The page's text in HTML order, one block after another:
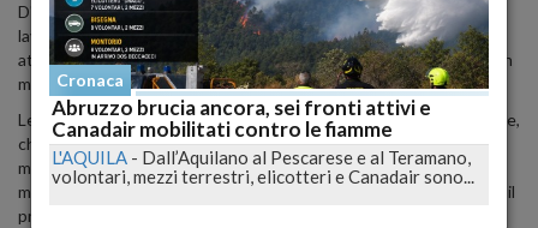
D'Amico. I consiglieri di opposizione hanno criticato il metodo di
lavoro della Giunta, affermando che l'Abruzzo, sotto la gestione
attuale, affronta enormi difficoltà che non sono state affrontate in
modo efficace attraverso l'Assestamento di Bilancio.
Le preoccupazioni principali sollevate riguardano la sanità regionale,
che rischia di ritornare sotto commissariamento. I dati attuali
mostrano un disavanzo di 128 milioni di euro per le Asl nel 2023,
mentre a agosto non è stato ancora chiarito lo stato dei conti per il
primo semestre del 2024. La Procura della Corte dei Conti ha
Cronaca
Abruzzo brucia ancora, sei fronti attivi e
Canadair mobilitati contro le fiamme
L'AQUILA - Dall’Aquilano al Pescarese e al Teramano,
volontari, mezzi terrestri, elicotteri e Canadair sono...